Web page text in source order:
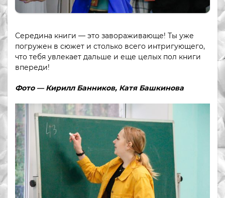
Середина книги — это завораживающе! Ты уже
погружен в сюжет и столько всего интригующего,
что тебя увлекает дальше и еще целых пол книги
впереди!
Фото — Кирилл Банников, Катя Башкинова